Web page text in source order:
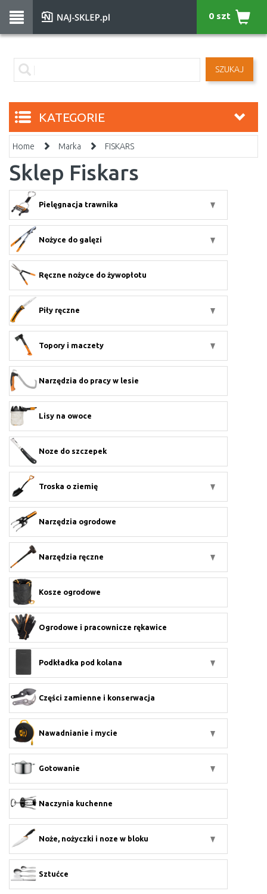
SZUKAJ
0 szt
KATEGORIE
Home Marka FISKARS
Sklep Fiskars
Pielęgnacja trawnika
Nożyce do galęzi
Ręczne nożyce do żywopłotu
Piły ręczne
Topory i maczety
Narzędzia do pracy w lesie
Lisy na owoce
Noze do szczepek
Troska o ziemię
Narzędzia ogrodowe
Narzędzia ręczne
Kosze ogrodowe
Ogrodowe i pracownicze rękawice
Podkładka pod kolana
Części zamienne i konserwacja
Nawadnianie i mycie
Gotowanie
Naczynia kuchenne
Noże, nożyczki i noze w bloku
Sztućce